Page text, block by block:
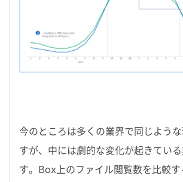
今のところは多くの業界で同じよう
すが、中には劇的な変化が起きてい
す。Box上のファイル閲覧数を比較